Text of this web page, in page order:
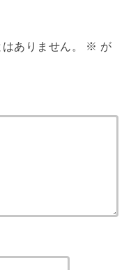
ありません。 ※ が